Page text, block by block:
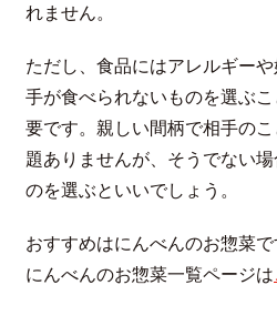
れません。
ただし、食品にはアレルギー
手が食べられないものを選ぶ
要です。親しい間柄で相手の
題ありませんが、そうでない
のを選ぶといいでしょう。
おすすめはにんべんのお惣菜で
にんべんのお惣菜一覧ページは